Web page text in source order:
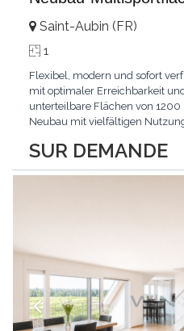
SUR DEMANDE
Saint-Aubin (FR)
1
Flexibel, modern und sofort
mit optimaler Erreichbarkeit
unterteilbare Flächen von 1200
Neubau mit vielfältigen
MedizinkonzepteKLARTEXT:
Sport- oder